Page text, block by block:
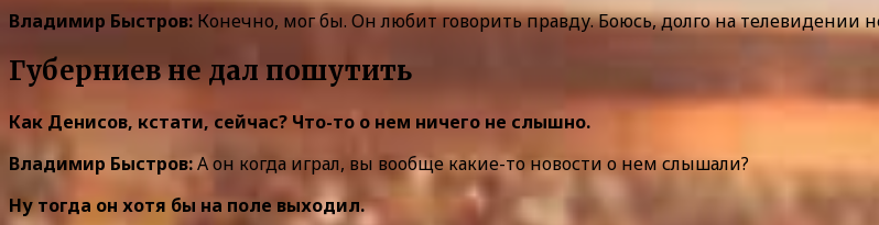
Владимир Быстров: Конечно, мог бы. Он любит говорить правду. Боюсь, долго на телевидении
Губерниев не дал пошутить
Как Денисов, кстати, сейчас? Что-то о нем ничего не слышно.
Владимир Быстров:А он когда играл, вы вообще какие-то новости о нем слышали?
Ну тогда он хотя бы на поле выходил.